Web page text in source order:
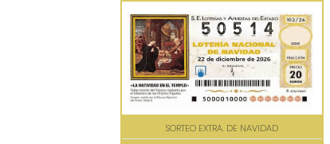
SORTEO EXTRA. DE NAVIDAD